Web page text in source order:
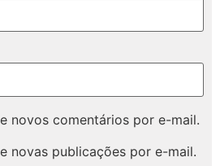
novos comentários por e-mail.
novas publicações por e-mail.